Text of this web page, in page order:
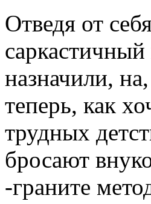
Отведя от
назначили,
теперь, как
трудных
бросают
-граните